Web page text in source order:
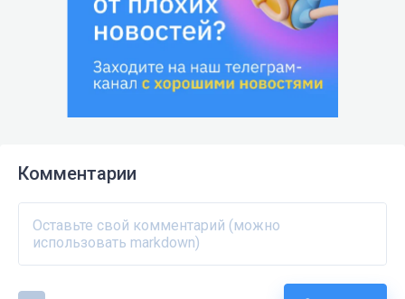
Комментарии